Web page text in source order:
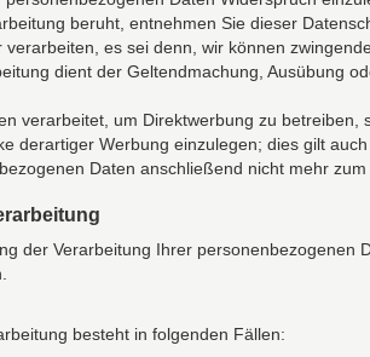
beruht, entnehmen Sie dieser
es sei denn, wir können
dient der Geltendmachung, Ausübung
verarbeitet, um Direktwerbung zu
derartiger Werbung einzulegen; dies gilt
Daten anschließend nicht mehr
der Verarbeitung Ihrer
besteht in folgenden Fällen: